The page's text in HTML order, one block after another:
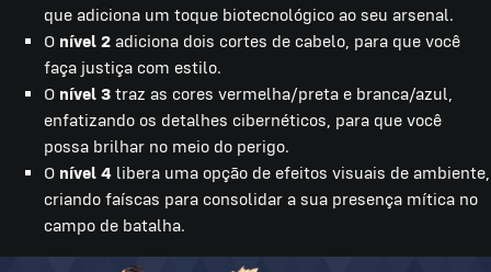
que adiciona um toque biotecnológico ao seu arsenal.
O nível 2 adiciona dois cortes de cabelo, para que você
faça justiça com estilo.
O nível 3 traz as cores vermelha/preta e branca/azul,
enfatizando os detalhes cibernéticos, para que você
possa brilhar no meio do perigo.
O nível 4 libera uma opção de efeitos visuais de ambiente,
criando faíscas para consolidar a sua presença mítica no
campo de batalha.